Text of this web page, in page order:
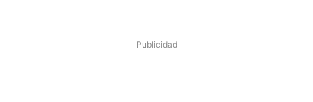
Publicidad